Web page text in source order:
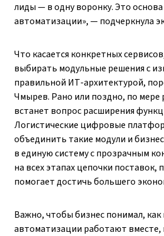
лиды — в одну воронку. Это
автоматизации», — подчеркнула
Что касается конкретных
выбирать модульные решения с
правильной ИТ-архитектурой,
Чмырев. Рано или поздно, по мере
встанет вопрос расширения
Логистические цифровые
объединить такие модули и
в единую систему с прозрачным
на всех этапах цепочки поставок,
помогает достичь большего
Важно, чтобы бизнес понимал,
автоматизации работают вместе,